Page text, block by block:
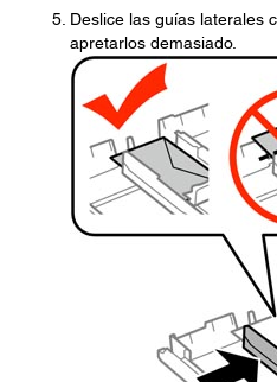
Deslice las guías laterales
apretarlos demasiado.